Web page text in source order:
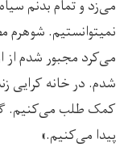
می‌زد و تمام بدنم
نمیتوانستیم. شوهرم
می‌کرد مجبور شدم از
شدم. در خانه کرایی
کمک طلب می‌کنیم.
پیدا می‌کنیم.»